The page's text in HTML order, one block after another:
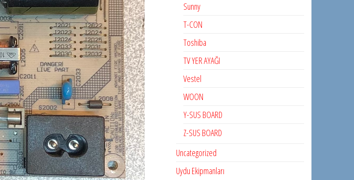
Sunny
T-CON
Toshiba
TV YER AYAĞI
Vestel
WOON
Y-SUS BOARD
Z-SUS BOARD
Uncategorized
Uydu Ekipmanları